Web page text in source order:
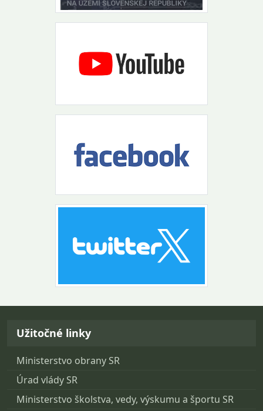
Návrat na začiatok stránky
Užitočné linky
Ministerstvo obrany SR
Úrad vlády SR
Ministerstvo školstva, vedy, výskumu a športu SR